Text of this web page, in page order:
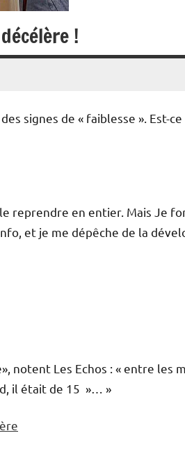
!
signes de « faiblesse ». Est-ce
reprendre en entier. Mais Je
et je me dépêche de la
notent Les Echos : « entre les
il était de 15 »… »